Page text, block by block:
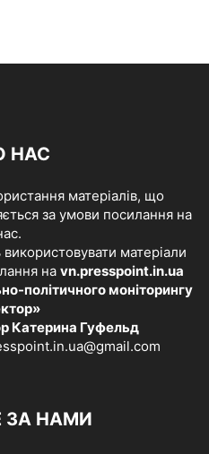
НАС
матеріалів, що
за умови посилання на
матеріали
на vn.presspoint.in.ua
політичного моніторингу
Катерина Гуфельд
ЗА НАМИ